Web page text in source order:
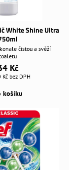
White Shine Ultra
čistou a svěží
Kč
Kč bez DPH
košíku